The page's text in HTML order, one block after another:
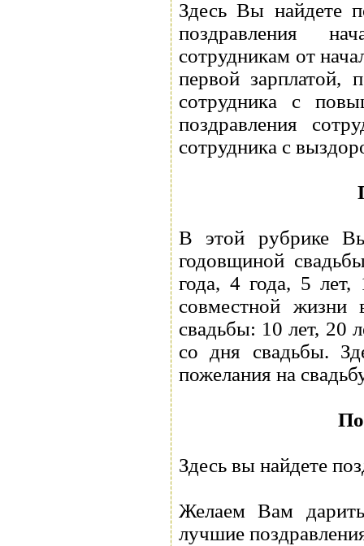
Здесь Вы найдете
поздравления
сотрудникам от
первой зарплатой,
сотрудника с
поздравления
сотрудника с
В этой рубрике
годовщиной
года, 4 года, 5
совместной
свадьбы: 10 лет, 20
со дня свадьбы.
пожелания на
Здесь вы найдете
Желаем Вам
лучшие